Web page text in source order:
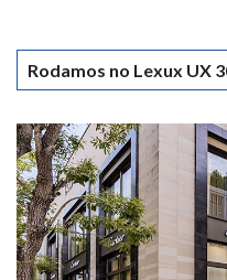
Rodamos no Lexux UX